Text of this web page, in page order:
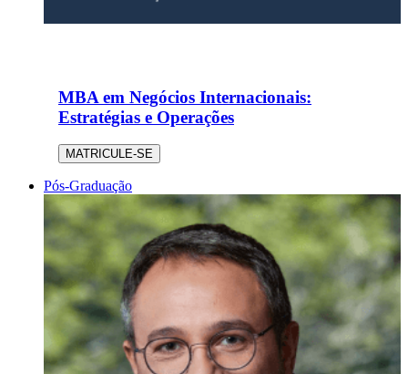
MBA em Negócios Internacionais:
Estratégias e Operações
MATRICULE-SE
Pós-Graduação